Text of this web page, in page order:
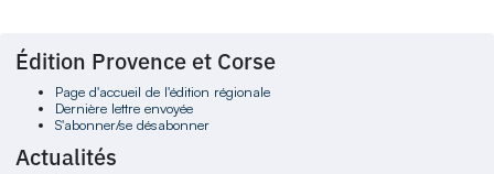
Édition Provence et Corse
Page d'accueil de l'édition régionale
Dernière lettre envoyée
S'abonner/se désabonner
Actualités